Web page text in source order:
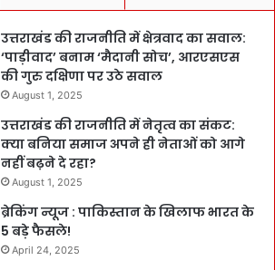
उत्तराखंड की राजनीति में क्षेत्रवाद का सवाल:
‘पाड़ीवाद’ बनाम ‘मैदानी सोच’, आरएसएस
की गुरु दक्षिणा पर उठे सवाल
August 1, 2025
उत्तराखंड की राजनीति में नेतृत्व का संकट:
क्या बनिया समाज अपने ही नेताओं को आगे
नहीं बढ़ने दे रहा?
August 1, 2025
ब्रेकिंग न्यूज : पाकिस्तान के खिलाफ भारत के
5 बड़े फैसले!
April 24, 2025